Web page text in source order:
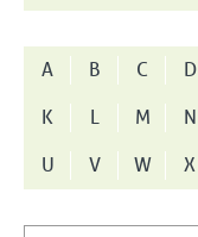
A B C D
K
L M N
U
V W X